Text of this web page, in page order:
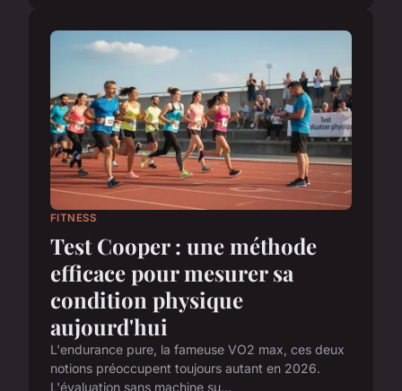
FITNESS
Test Cooper : une méthode
efficace pour mesurer sa
condition physique
aujourd'hui
L'endurance pure, la fameuse VO2 max, ces deux
notions préoccupent toujours autant en 2026.
L'évaluation sans machine su...